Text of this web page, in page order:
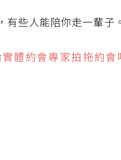
些人能陪你走一輩子。
實體約會專家拍拖約